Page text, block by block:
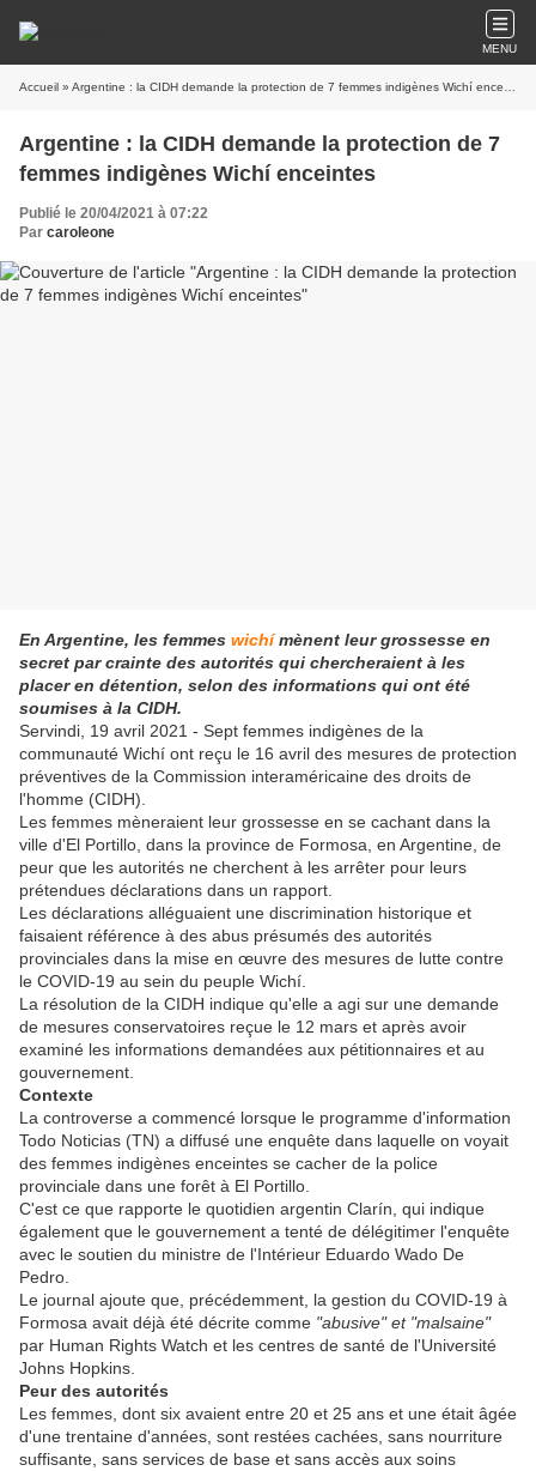
MENU
Accueil » Argentine : la CIDH demande la protection de 7 femmes indigènes Wichí enceintes
Argentine : la CIDH demande la protection de 7
femmes indigènes Wichí enceintes
Publié le 20/04/2021 à 07:22
Par caroleone
En Argentine, les femmes wichímènent leur grossesse en
secret par crainte des autorités qui chercheraient à les
placer en détention, selon des informations qui ont été
soumises à la CIDH.
Servindi, 19 avril 2021 - Sept femmes indigènes de la
communauté Wichí ont reçu le 16 avril des mesures de protection
préventives de la Commission interaméricaine des droits de
l'homme (CIDH).
Les femmes mèneraient leur grossesse en se cachant dans la
ville d'El Portillo, dans la province de Formosa, en Argentine, de
peur que les autorités ne cherchent à les arrêter pour leurs
prétendues déclarations dans un rapport.
Les déclarations alléguaient une discrimination historique et
faisaient référence à des abus présumés des autorités
provinciales dans la mise en œuvre des mesures de lutte contre
le COVID-19 au sein du peuple Wichí.
La résolution de la CIDH indique qu'elle a agi sur une demande
de mesures conservatoires reçue le 12 mars et après avoir
examiné les informations demandées aux pétitionnaires et au
gouvernement.
Contexte
La controverse a commencé lorsque le programme d'information
Todo Noticias (TN) a diffusé une enquête dans laquelle on voyait
des femmes indigènes enceintes se cacher de la police
provinciale dans une forêt à El Portillo.
C'est ce que rapporte le quotidien argentin Clarín, qui indique
également que le gouvernement a tenté de délégitimer l'enquête
avec le soutien du ministre de l'Intérieur Eduardo Wado De
Pedro.
Le journal ajoute que, précédemment, la gestion du COVID-19 à
Formosa avait déjà été décrite comme "abusive" et "malsaine"
par Human Rights Watch et les centres de santé de l'Université
Johns Hopkins.
Peur des autorités
Les femmes, dont six avaient entre 20 et 25 ans et une était âgée
d'une trentaine d'années, sont restées cachées, sans nourriture
suffisante, sans services de base et sans accès aux soins